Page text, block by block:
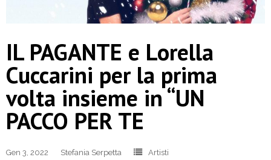
IL PAGANTE e Lorella
Cuccarini per la prima
volta insieme in “UN
PACCO PER TE
Gen 3, 2022 Stefania Serpetta
Artisti